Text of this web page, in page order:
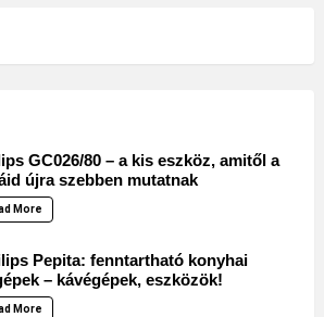
GC026/80 – a kis eszköz, amitől a
újra szebben mutatnak
More
Pepita: fenntartható konyhai
– kávégépek, eszközök!
More